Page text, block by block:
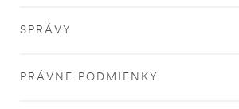
SPRÁVY
PRÁVNE PODMIENKY